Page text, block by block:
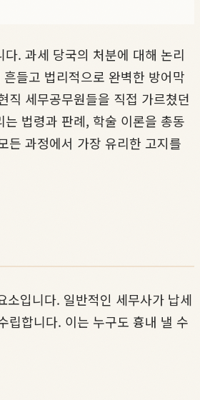
. 과세 당국의 처분에 대해 논리
들고 법리적으로 완벽한 방어막
직 세무공무원들을 직접 가르쳤던
법령과 판례, 학술 이론을 총동
든 과정에서 가장 유리한 고지를
입니다. 일반적인 세무사가 납세
립합니다. 이는 누구도 흉내 낼 수